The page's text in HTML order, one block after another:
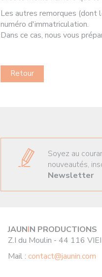
Les autres remorques
numéro d'immatriculation.
Dans ce cas, nous vous
Retour
Soyez au
nouveautés,
Newsletter
JAUNIN PRODUCTIONS
Z.I du Moulin - 44 116
Mail : contact@jaunin.com